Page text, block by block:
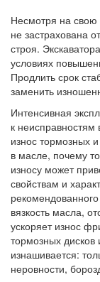
Несмотря на свою
не застрахована
строя.
условиях
Продлить срок
заменить
Интенсивная
к
износ тормозных
в масле, почему
износу может
свойствам и
вязкость масла,
ускоряет износ
тормозных дисков
изнашивается:
неровности,